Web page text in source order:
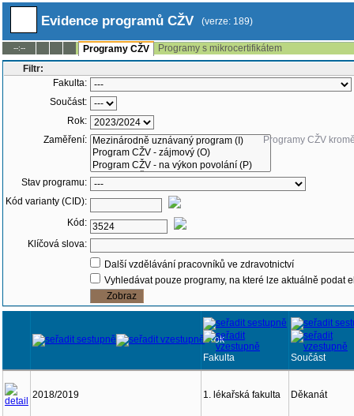
Evidence programů CŽV (verze: 189)
--:-- Programy CŽV
Programy s mikrocertifikátem
Filtr:
Fakulta:
Součást:
Rok:
Zaměření:
Programy CŽV
Stav programu:
Kód varianty (CID):
Kód:
Klíčová slova:
Další vzdělávání pracovníků ve zdravotnictví
Vyhledávat pouze programy, na které lze aktuálně podat
Rok
Fakulta
Součást
2018/2019 1. lékařská fakulta Děkanát